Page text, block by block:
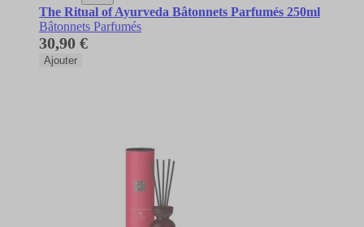
The Ritual of Ayurveda Bâtonnets Parfumés 250ml
Bâtonnets Parfumés
30,90 €
Ajouter